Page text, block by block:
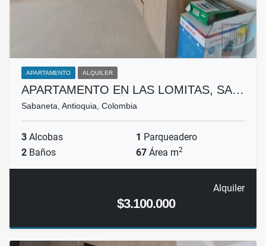
APARTAMENTO ALQUILER
APARTAMENTO EN LAS LOMITAS, SA…
Sabaneta, Antioquia, Colombia
3 Alcobas 1 Parqueadero
2 Baños 67 Área m2
Alquiler
$3.100.000